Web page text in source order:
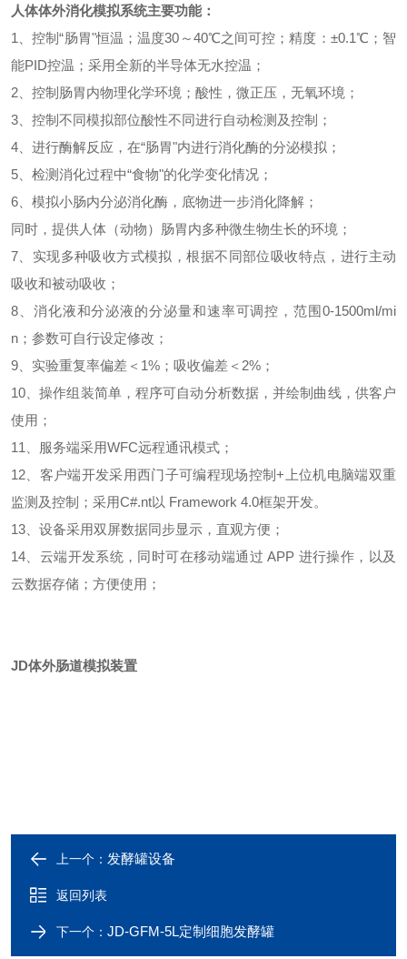
人体体外消化模拟系统主要功能：
1
、控制“肠胃"恒温；温度30 ～40℃之间可控；精度：±0.1℃；智
能PID控温；采用全新的半导体无水控温；
2 、控制肠胃内物理化学环境；酸性，微正压，无氧环境；
3 、控制不同模拟部位酸性不同进行自动检测及控制；
4 、进行酶解反应，在“肠胃"内进行消化酶的分泌模拟；
5 、检测消化过程中“食物"的化学变化情况；
6 、模拟小肠内分泌消化酶，底物进一步消化降解；
同时，提供人体（动物）肠胃内多种微生物生长的环境；
7 、实现多种吸收方式模拟，根据不同部位吸收特点，进行主动
吸收和被动吸收；
8 、消化液和分泌液的分泌量和速率可调控，范围 0-1500ml/mi
n ；参数可自行设定修改；
9 、实验重复率偏差＜ 1% ；吸收偏差＜ 2% ；
10 、操作组装简单，程序可自动分析数据，并绘制曲线，供客户
使用；
11
、服务端采用WFC远程通讯模式；
12 、客户端开发采用西门子可编程现场控制+ 上位机电脑端双重
监测及控制；采用C#.nt以 Framework 4.0框架开发。
13 、设备采用双屏数据同步显示，直观方便；
14 、云端开发系统，同时可在移动端通过 APP 进行操作，以及
云数据存储；方便使用；
JD体外肠道模拟装置
上一个： 发酵罐设备
返回列表
下一个： JD-GFM-5L定制细胞发酵罐